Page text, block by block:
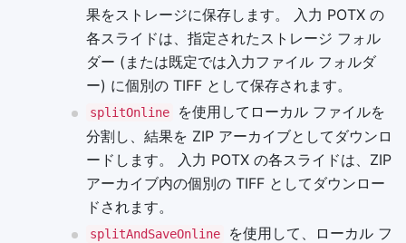
果をストレージに保存します。 入力 POTX の
各スライドは、指定されたストレージ フォル
ダー (または既定では入力ファイル フォルダ
ー) に個別の TIFF として保存されます。
splitOnline
を使用してローカル ファイルを
分割し、結果を ZIP アーカイブとしてダウンロ
ードします。 入力 POTX の各スライドは、ZIP
アーカイブ内の個別の TIFF としてダウンロー
ドされます。
splitAndSaveOnline
を使用して、ローカル フ